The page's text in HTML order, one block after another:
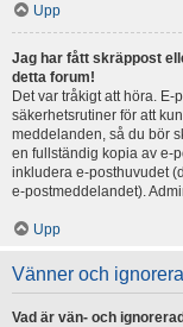
Upp
Jag har fått skräppost
detta forum!
Det var tråkigt att höra.
säkerhetsrutiner för att
meddelanden, så du bör
en fullständig kopia av e-
inkludera e-posthuvudet
e-postmeddelandet).
Upp
Vänner och
Vad är vän- och